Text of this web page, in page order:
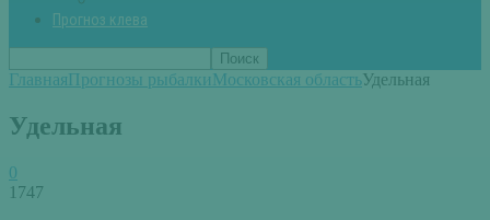
Прогноз клева
ГлавнаяПрогнозы рыбалкиМосковская областьУдельная
Удельная
0
1747